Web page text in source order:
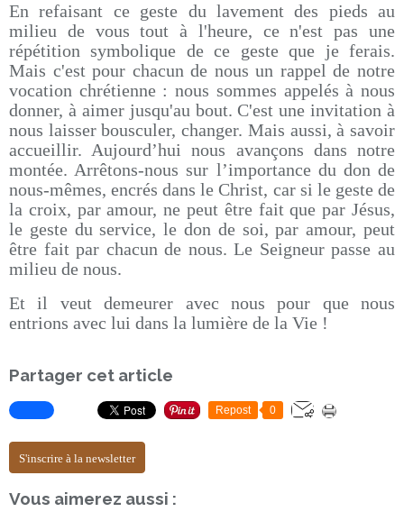
En refaisant ce geste du lavement des pieds au
milieu de vous tout à l'heure, ce n'est pas une
répétition symbolique de ce geste que je ferais.
Mais c'est pour chacun de nous un rappel de notre
vocation chrétienne : nous sommes appelés à nous
donner, à aimer jusqu'au bout. C'est une invitation à
nous laisser bousculer, changer. Mais aussi, à savoir
accueillir. Aujourd’hui nous avançons dans notre
montée. Arrêtons-nous sur l’importance du don de
nous-mêmes, encrés dans le Christ, car si le geste de
la croix, par amour, ne peut être fait que par Jésus,
le geste du service, le don de soi, par amour, peut
être fait par chacun de nous. Le Seigneur passe au
milieu de nous.
Et il veut demeurer avec nous pour que nous
entrions avec lui dans la lumière de la Vie !
Partager cet article
Repost 0
S'inscrire à la newsletter
Vous aimerez aussi :